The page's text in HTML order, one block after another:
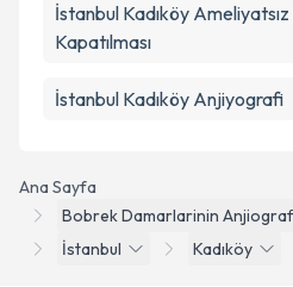
Ana Sayfa
Bobrek Damarlarinin
İstanbul
Kadıköy
İstanbul Kadıköy
Kapatılması
İstanbul Kadıköy Anjiyografi